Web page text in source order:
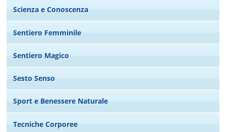
Scienza e Conoscenza
Sentiero Femminile
Sentiero Magico
Sesto Senso
Sport e Benessere Naturale
Tecniche Corporee